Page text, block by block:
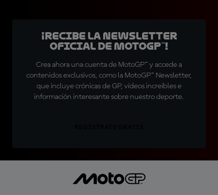
¡Recibe la Newsletter
oficial de MotoGP™!
Crea ahora una cuenta de MotoGP™ y accede a
contenidos exclusivos, como la MotoGP™ Newsletter,
que incluye crónicas de GP, vídeos increíbles e
información interesante sobre nuestro deporte.